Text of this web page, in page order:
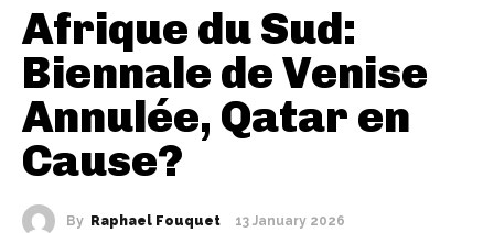
Afrique du Sud:
Biennale de Venise
Annulée, Qatar en
Cause?
By Raphael Fouquet 13 January 2026